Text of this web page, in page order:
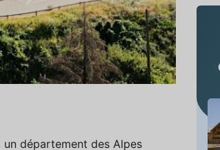
département des Alpes